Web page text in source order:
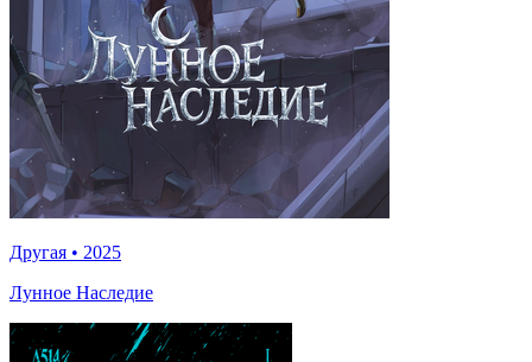
Другая • 2025
Лунное Наследие